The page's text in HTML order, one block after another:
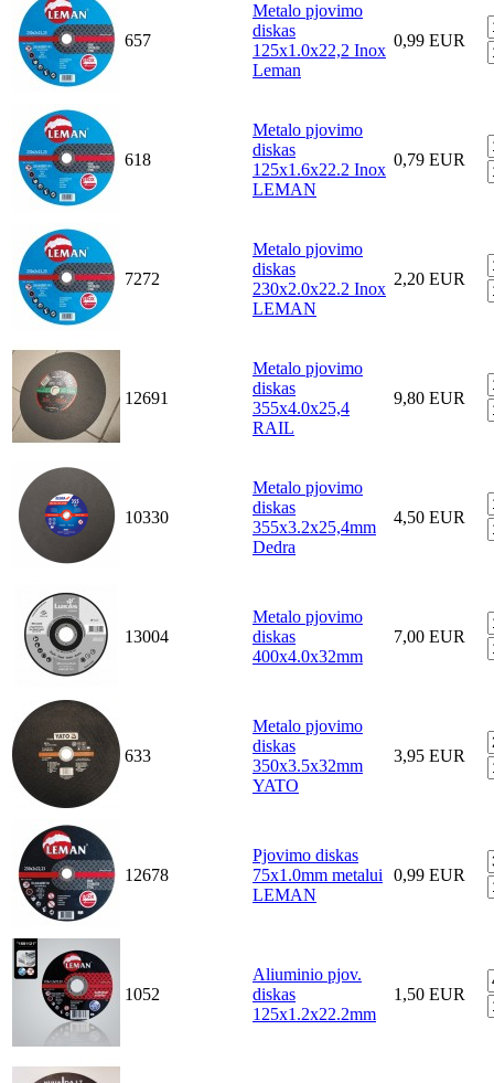
657
Metalo pjovimo
diskas
125x1.0x22,2 Inox
Leman
0,99 EUR
618
Metalo pjovimo
diskas
125x1.6x22.2 Inox
LEMAN
0,79 EUR
7272
Metalo pjovimo
diskas
230x2.0x22.2 Inox
LEMAN
2,20 EUR
12691
Metalo pjovimo
diskas
355x4.0x25,4
RAIL
9,80 EUR
10330
Metalo pjovimo
diskas
355x3.2x25,4mm
Dedra
4,50 EUR
13004
Metalo pjovimo
diskas
400x4.0x32mm
7,00 EUR
633
Metalo pjovimo
diskas
350x3.5x32mm
YATO
3,95 EUR
12678
Pjovimo diskas
75x1.0mm metalui
LEMAN
0,99 EUR
1052
Aliuminio pjov.
diskas
125x1.2x22.2mm
1,50 EUR